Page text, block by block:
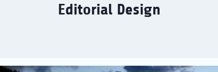
Editorial Design